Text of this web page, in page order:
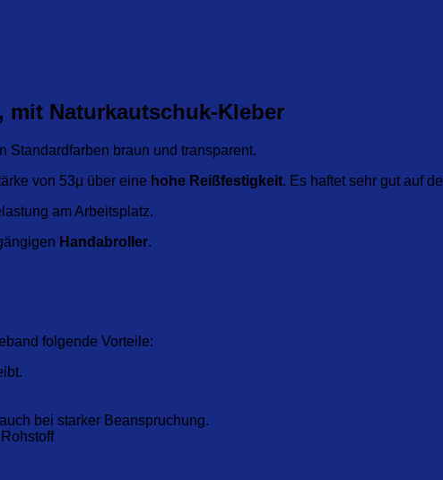
mit Naturkautschuk-Kleber
Standardfarben braun und transparent.
von 53µ über eine hohe Reißfestigkeit. Es haftet sehr gut auf
am Arbeitsplatz.
Handabroller.
folgende Vorteile:
bei starker Beanspruchung.